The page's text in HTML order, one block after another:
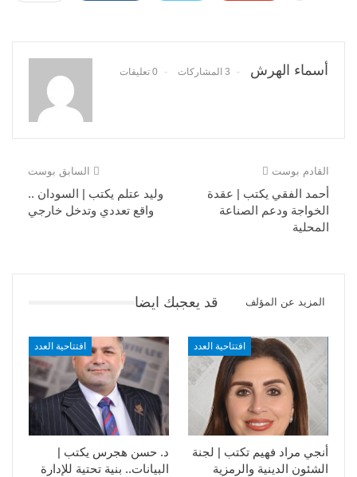
أسماء الهرش 3 المشاركات 0 تعليقات
السابق بوست
وليد عتلم يكتب | السودان ..
واقع تعددي وتدخل خارجي
القادم بوست
أحمد الفقي يكتب | عقدة
الخواجة ودعم الصناعة
المحلية
قد يعجبك ايضا المزيد عن المؤلف
افتتاحية العدد
د. حسن هجرس يكتب |
البيانات.. بنية تحتية للإدارة
افتتاحية العدد
أنجي مراد فهيم تكتب | لجنة
الشئون الدينية والرمزية